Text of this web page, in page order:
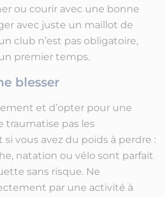
ou courir avec une bonne
avec juste un maillot de
club n’est pas obligatoire,
premier temps.
blesser
et d’opter pour une
traumatise pas les
vous avez du poids à perdre :
natation ou vélo sont parfait
sans risque. Ne
par une activité à